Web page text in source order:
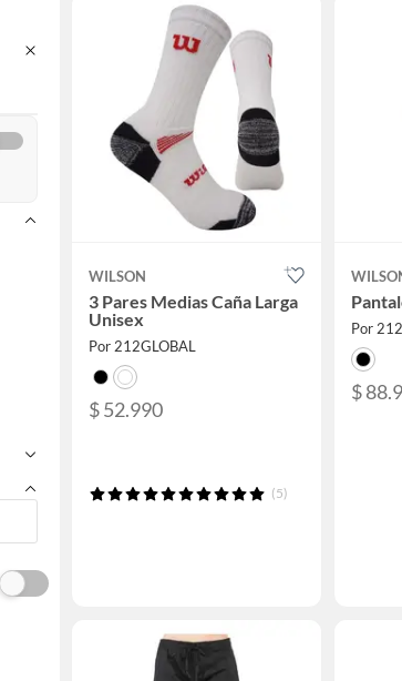
WILSON
3 Pares Medias Caña Larga
Unisex
Por 212GLOBAL
$ 52.990
(5)
Por
$